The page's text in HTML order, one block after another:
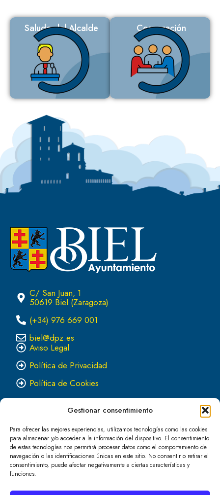
Gestionar consentimiento
Para ofrecer las mejores experiencias, utilizamos tecnologías como las cookies
para almacenar y/o acceder a la información del dispositivo. El consentimiento
de estas tecnologías nos permitirá procesar datos como el comportamiento de
navegación o las identificaciones únicas en este sitio. No consentir o retirar el
consentimiento, puede afectar negativamente a ciertas características y
funciones.
Saludo del Alcalde Corporación
C/ San Juan, 1
50619 Biel (Zaragoza)
(+34) 976 669 001
biel@dpz.es
Aviso Legal
Política de Privacidad
Política de Cookies
Haz clic para aceptar cookies de marketing